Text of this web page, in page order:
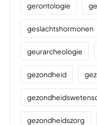
gerontologie
geslachtshormonen
geurarcheologie
gezondheid
gezondheidszorg